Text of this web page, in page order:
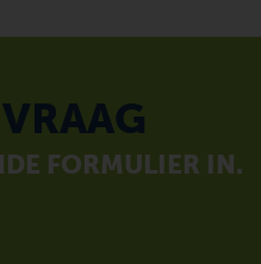
FORMULIER IN.